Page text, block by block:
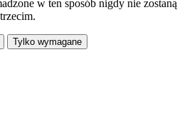
w ten sposób nigdy nie zostaną
Tylko wymagane